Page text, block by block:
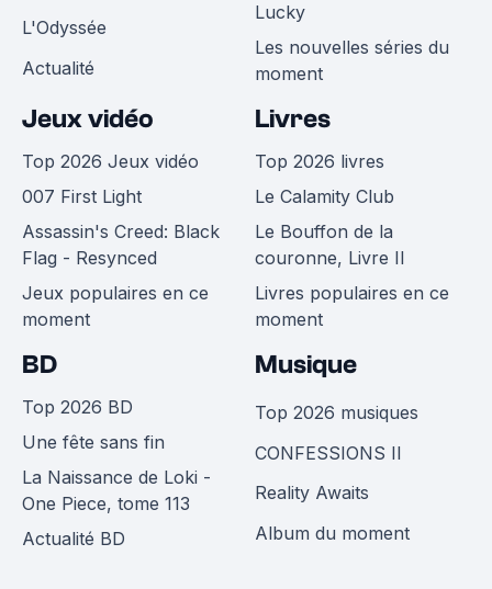
L'Odyssée
Actualité
Lucky
Les nouvelles séries du
moment
Jeux vidéo
Top 2026 Jeux vidéo
007 First Light
Assassin's Creed: Black
Flag - Resynced
Jeux populaires en ce
moment
Livres
Top 2026 livres
Le Calamity Club
Le Bouffon de la
couronne, Livre II
Livres populaires en ce
moment
BD
Top 2026 BD
Une fête sans fin
La Naissance de Loki -
One Piece, tome 113
Actualité BD
Musique
Top 2026 musiques
CONFESSIONS II
Reality Awaits
Album du moment